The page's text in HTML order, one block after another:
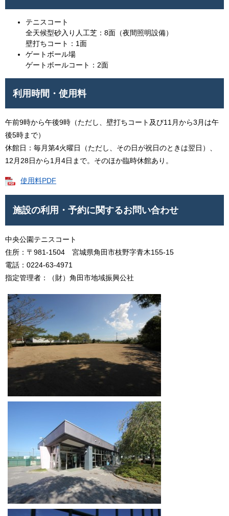
テニスコート
全天候型砂入り人工芝：8面（夜間照明設備）
壁打ちコート：1面
ゲートボール場
ゲートボールコート：2面
利用時間・使用料
午前9時から午後9時（ただし、壁打ちコート及び11月から3月は午
後5時まで）
休館日：毎月第4火曜日（ただし、その日が祝日のときは翌日）、
12月28日から1月4日まで。そのほか臨時休館あり。
使用料PDF
施設の利用・予約に関するお問い合わせ
中央公園テニスコート
住所：〒981-1504 宮城県角田市枝野字青木155-15
電話：0224-63-4971
指定管理者：（財）角田市地域振興公社